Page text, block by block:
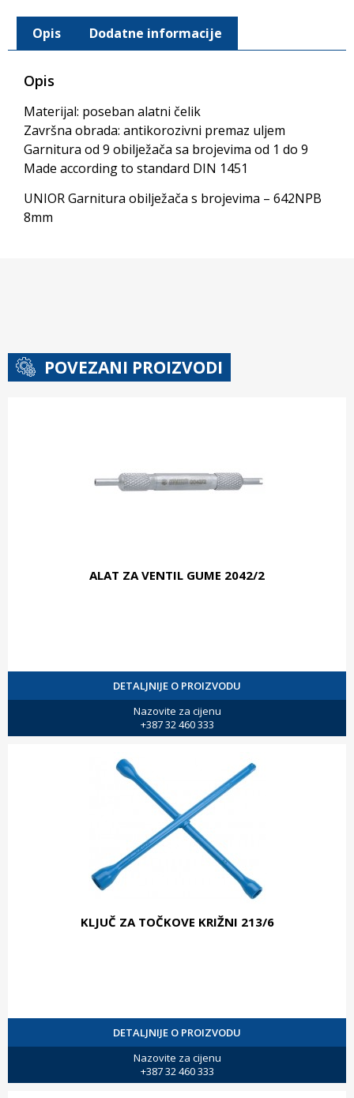
Opis Dodatne informacije
Opis
Materijal: poseban alatni čelik
Završna obrada: antikorozivni premaz uljem
Garnitura od 9 obilježača sa brojevima od 1 do 9
Made according to standard DIN 1451
UNIOR Garnitura obilježača s brojevima – 642NPB
8mm
POVEZANI PROIZVODI
ALAT ZA VENTIL GUME 2042/2
DETALJNIJE O PROIZVODU
Nazovite za cijenu
+387 32 460 333
KLJUČ ZA TOČKOVE KRIŽNI 213/6
DETALJNIJE O PROIZVODU
Nazovite za cijenu
+387 32 460 333